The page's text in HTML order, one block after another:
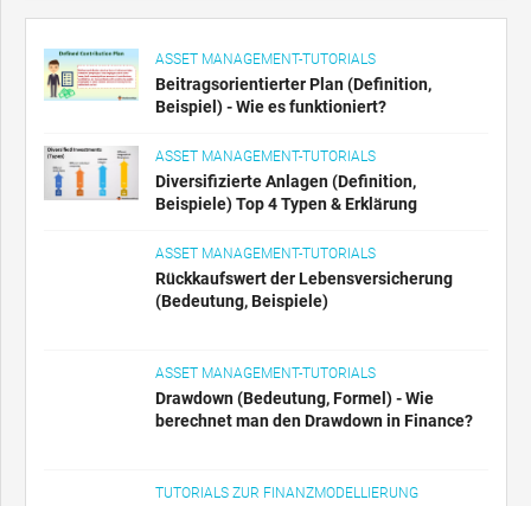
ASSET MANAGEMENT-TUTORIALS
Beitragsorientierter Plan (Definition,
Beispiel) - Wie es funktioniert?
ASSET MANAGEMENT-TUTORIALS
Diversifizierte Anlagen (Definition,
Beispiele) Top 4 Typen & Erklärung
ASSET MANAGEMENT-TUTORIALS
Rückkaufswert der Lebensversicherung
(Bedeutung, Beispiele)
ASSET MANAGEMENT-TUTORIALS
Drawdown (Bedeutung, Formel) - Wie
berechnet man den Drawdown in Finance?
TUTORIALS ZUR FINANZMODELLIERUNG